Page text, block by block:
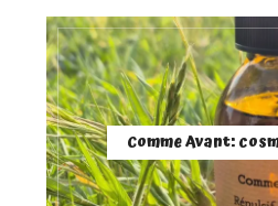
Comme Avant: